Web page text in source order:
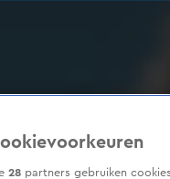
28 partners gebruiken